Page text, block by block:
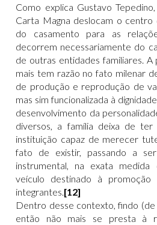
Como explica Gustavo
Carta Magna deslocam o
do casamento para as
decorrem necessariamente do
de outras entidades familiares.
mais tem razão no fato milenar
de produção e reprodução de
mas sim funcionalizada à
desenvolvimento da
diversos, a família deixa de ter
instituição capaz de merecer
fato de existir, passando a
instrumental, na exata
veículo destinado à promoção
integrantes.[12]
Dentro desse contexto, findo
então não mais se presta à